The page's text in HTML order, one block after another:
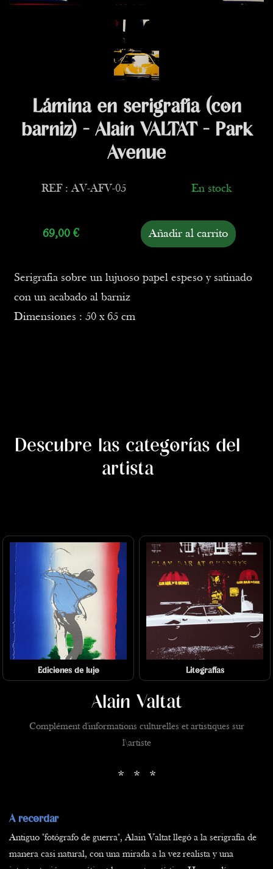
Lámina en serigrafia (con
barniz) - Alain VALTAT - Park
Avenue
REF : AV-AFV-05 En stock
69,00€ Añadir al carrito
Serigrafia sobre un lujuoso papel espeso y satinado
con un acabado al barniz
Dimensiones : 50 x 65 cm
Descubre las categorías del
artista
Ediciones de lujo Litografías
Alain Valtat
Complément d'informations culturelles et artistiques sur
l\artiste
* * *
A recordar
Antiguo "fotógrafo de guerra", Alain Valtat llegó a la serigrafía de
manera casi natural, con una mirada a la vez realista y una